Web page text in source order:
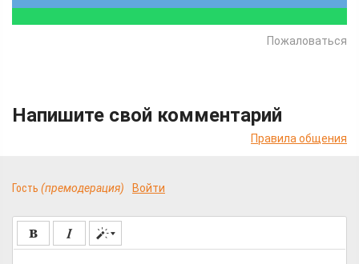
Пожаловаться
Напишите свой комментарий
Правила общения
Гость (премодерация) Войти